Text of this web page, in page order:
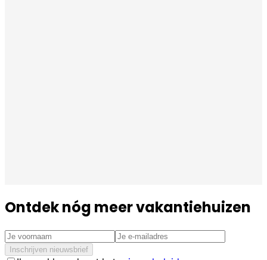
Ontdek nóg meer vakantiehuizen
Inschrijven nieuwsbrief